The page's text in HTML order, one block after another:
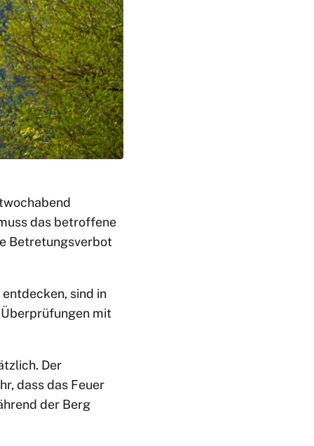
das betroffene
Betretungsverbot
sind in
mit
Der
dass das Feuer
der Berg